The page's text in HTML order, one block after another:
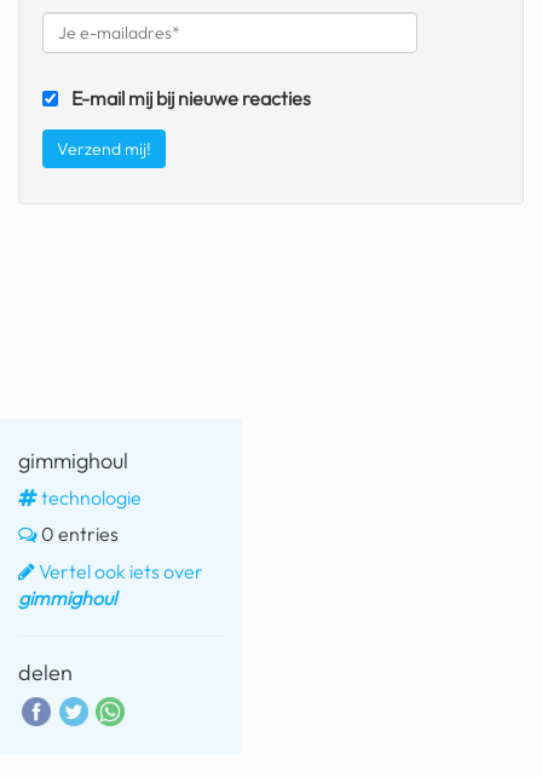
boring phone
dunkin donuts
ryanair
armand duplantis
duitsland
chevrolet mohawk
E-mail mij bij nieuwe reacties
gimmighoul
technologie
0 entries
Vertel ook iets over
gimmighoul
delen